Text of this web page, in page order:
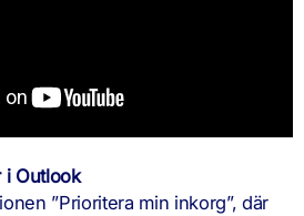
i Outlook
”Prioritera min inkorg”, där